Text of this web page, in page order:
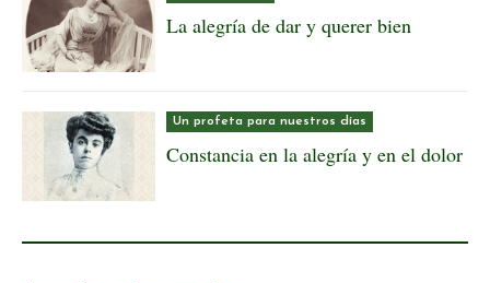
La alegría de dar y querer bien
Un profeta para nuestros días
Constancia en la alegría y en el dolor